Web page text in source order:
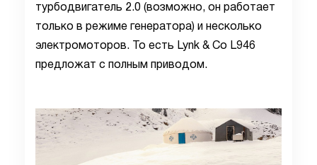
турбодвигатель 2.0 (возможно, он работает
только в режиме генератора) и несколько
электромоторов. То есть Lynk & Co L946
предложат с полным приводом.